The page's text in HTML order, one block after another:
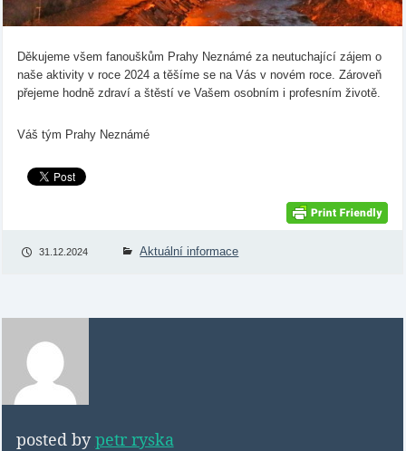
Děkujeme všem fanouškům Prahy Neznámé za neutuchající zájem o
naše aktivity v roce 2024 a těšíme se na Vás v novém roce. Zároveň
přejeme hodně zdraví a štěstí ve Vašem osobním i profesním životě.
Váš tým Prahy Neznámé
31.12.2024 Aktuální informace
posted bypetr ryska